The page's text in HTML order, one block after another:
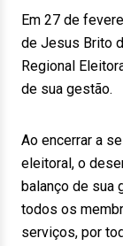
Em 27 de
de Jesus Brito
Regional
de sua gestão.
Ao encerrar a
eleitoral, o
balanço de sua
todos os
serviços, por